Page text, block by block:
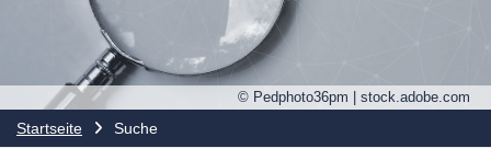
© Pedphoto36pm | stock.adobe.com
Startseite Suche